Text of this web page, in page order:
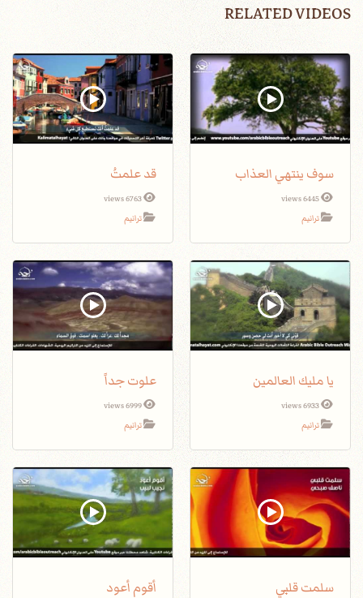
RELATED VIDEOS
سوف ينتهي العذاب
6445 views
ترانيم
قد علمتُ
6763 views
ترانيم
يا مليك العالمين
6933 views
ترانيم
علوت جداً
6999 views
ترانيم
سلمت قلبي أقوم أعود